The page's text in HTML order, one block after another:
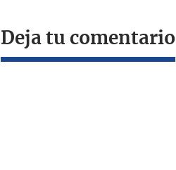
Deja tu comentario